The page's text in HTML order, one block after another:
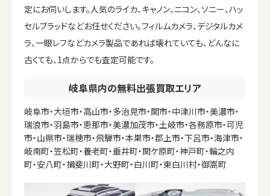
定にお伺いします。人気のライカ、キャノン、ニコン、ソニー、ハッ
セルブラッドなどお任せください。フィルムカメラ、デジタルカメ
ラ、一眼レフなどカメラ製品であれば壊れていても、どんなに
古くても、1点からでも査定可能です。
岐阜県内の無料出張買取エリア
岐阜市・大垣市・高山市・多治見市・関市・中津川市・美濃市・
瑞浪市・羽島市・恵那市・美濃加茂市・土岐市・各務原市・可児
市・山県市・瑞穂市・飛騨市・本巣市・郡上市・下呂市・海津市・
岐南町・笠松町・養老町・垂井町・関ケ原町・神戸町・輪之内
町・安八町・揖斐川町・大野町・白川町・東白川村・御嵩町